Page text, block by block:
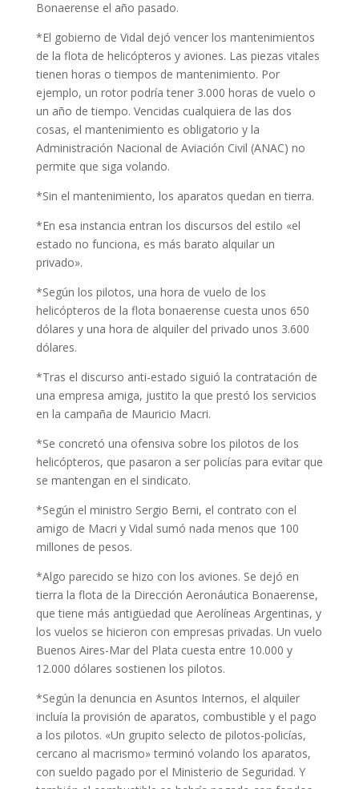
Bonaerense el año pasado.
*El gobierno de Vidal dejó vencer los mantenimientos
de la flota de helicópteros y aviones. Las piezas vitales
tienen horas o tiempos de mantenimiento. Por
ejemplo, un rotor podría tener 3.000 horas de vuelo o
un año de tiempo. Vencidas cualquiera de las dos
cosas, el mantenimiento es obligatorio y la
Administración Nacional de Aviación Civil (ANAC) no
permite que siga volando.
*Sin el mantenimiento, los aparatos quedan en tierra.
*En esa instancia entran los discursos del estilo «el
estado no funciona, es más barato alquilar un
privado».
*Según los pilotos, una hora de vuelo de los
helicópteros de la flota bonaerense cuesta unos 650
dólares y una hora de alquiler del privado unos 3.600
dólares.
*Tras el discurso anti-estado siguió la contratación de
una empresa amiga, justito la que prestó los servicios
en la campaña de Mauricio Macri.
*Se concretó una ofensiva sobre los pilotos de los
helicópteros, que pasaron a ser policías para evitar que
se mantengan en el sindicato.
*Según el ministro Sergio Berni, el contrato con el
amigo de Macri y Vidal sumó nada menos que 100
millones de pesos.
*Algo parecido se hizo con los aviones. Se dejó en
tierra la flota de la Dirección Aeronáutica Bonaerense,
que tiene más antigüedad que Aerolíneas Argentinas, y
los vuelos se hicieron con empresas privadas. Un vuelo
Buenos Aires-Mar del Plata cuesta entre 10.000 y
12.000 dólares sostienen los pilotos.
*Según la denuncia en Asuntos Internos, el alquiler
incluía la provisión de aparatos, combustible y el pago
a los pilotos. «Un grupito selecto de pilotos-policías,
cercano al macrismo» terminó volando los aparatos,
con sueldo pagado por el Ministerio de Seguridad. Y